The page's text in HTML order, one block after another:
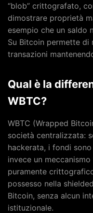
“blob” crittografato,
dimostrare proprietà
esempio che un saldo
Su Bitcoin permette
transazioni
Qual è la
WBTC?
WBTC (Wrapped
società centralizzata:
hackerata, i fondi
invece un
puramente
possesso nella
Bitcoin, senza alcun
istituzionale.